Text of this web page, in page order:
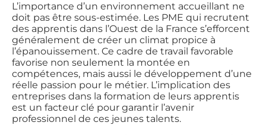
L’importance d’un environnement accueillant ne
doit pas être sous-estimée. Les PME qui recrutent
des apprentis dans l’Ouest de la France s’efforcent
généralement de créer un climat propice à
l’épanouissement. Ce cadre de travail favorable
favorise non seulement la montée en
compétences, mais aussi le développement d’une
réelle passion pour le métier. L’implication des
entreprises dans la formation de leurs apprentis
est un facteur clé pour garantir l’avenir
professionnel de ces jeunes talents.